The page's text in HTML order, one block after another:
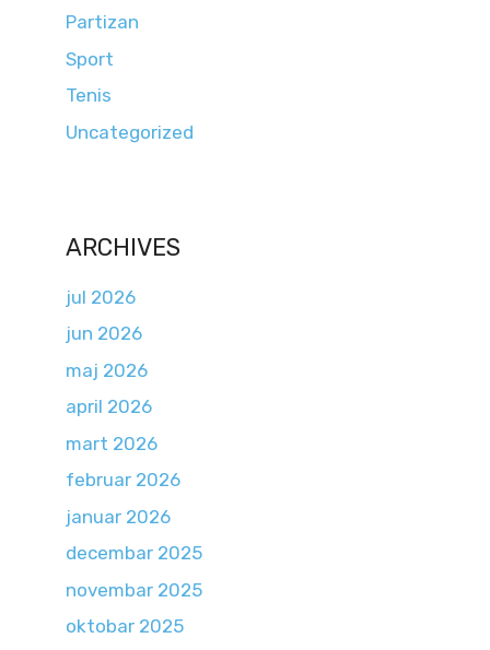
Partizan
Sport
Tenis
Uncategorized
ARCHIVES
jul 2026
jun 2026
maj 2026
april 2026
mart 2026
februar 2026
januar 2026
decembar 2025
novembar 2025
oktobar 2025